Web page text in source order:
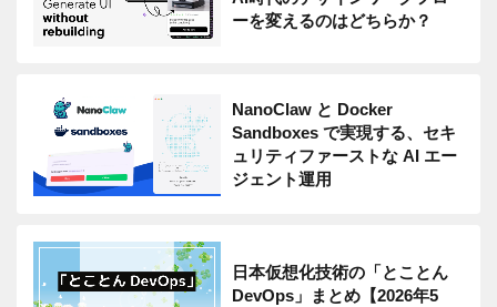
ーを変えるのはどちらか？
NanoClaw と Docker
Sandboxes で実現する、セキ
ュリティファーストな AI エー
ジェント運用
日本仮想化技術の「とことん
DevOps」まとめ【2026年5